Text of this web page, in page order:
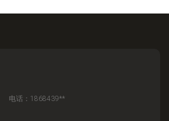
电话：1868439**